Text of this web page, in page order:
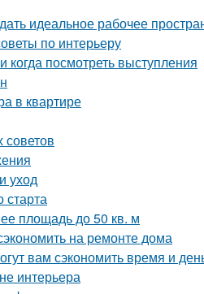
идеальное рабочее
по интерьеру
посмотреть выступления
в квартире
уход
старта
площадь до 50 кв. м
на ремонте дома
вам сэкономить время и
интерьера